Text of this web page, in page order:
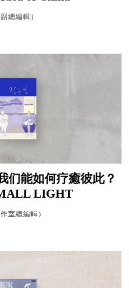
總編輯）
们能如何疗癒彼此？
LIGHT
室總編輯）